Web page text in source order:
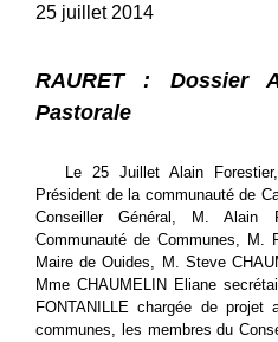
25 juillet 2014
RAURET : Dossier
Pastorale
Le 25 Juillet Alain
Président de la communauté de
Conseiller Général, M. Alain
Communauté de Communes, M.
Maire de Ouides, M. Steve
Mme CHAUMELIN Eliane
FONTANILLE chargée de
communes, les membres du